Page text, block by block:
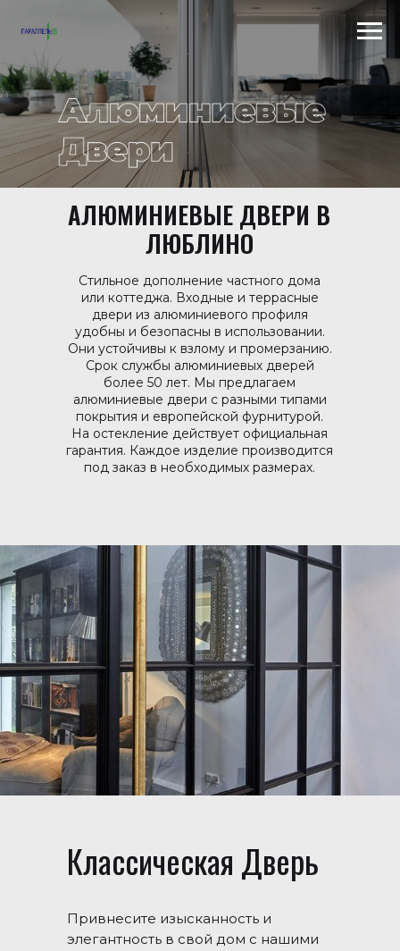
Scroll to top →
АЛЮМИНИЕВЫЕ ДВЕРИ В
ЛЮБЛИНО
Стильное дополнение частного дома
или коттеджа. Входные и террасные
двери из алюминиевого профиля
удобны и безопасны в использовании.
Они устойчивы к взлому и промерзанию.
Срок службы алюминиевых дверей
более 50 лет. Мы предлагаем
алюминиевые двери с разными типами
покрытия и европейской фурнитурой.
На остекление действует официальная
гарантия. Каждое изделие производится
под заказ в необходимых размерах.
Классическая Дверь
Привнесите изысканность и
элегантность в свой дом с нашими